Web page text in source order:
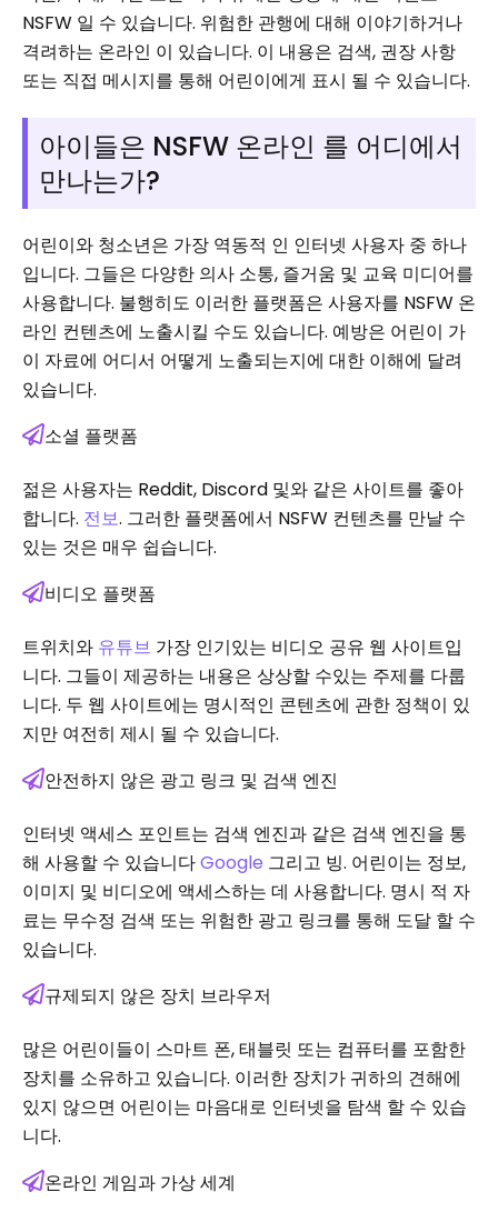
NSFW 일 수 있습니다. 위험한 관행에 대해 이야기하거나
격려하는 온라인 이 있습니다. 이 내용은 검색, 권장 사항
또는 직접 메시지를 통해 어린이에게 표시 될 수 있습니다.
아이들은 NSFW 온라인 를 어디에서
만나는가?
어린이와 청소년은 가장 역동적 인 인터넷 사용자 중 하나
입니다. 그들은 다양한 의사 소통, 즐거움 및 교육 미디어를
사용합니다. 불행히도 이러한 플랫폼은 사용자를 NSFW 온
라인 컨텐츠에 노출시킬 수도 있습니다. 예방은 어린이 가
이 자료에 어디서 어떻게 노출되는지에 대한 이해에 달려
있습니다.
소셜 플랫폼
젊은 사용자는 Reddit, Discord 및와 같은 사이트를 좋아
합니다. 전보. 그러한 플랫폼에서 NSFW 컨텐츠를 만날 수
있는 것은 매우 쉽습니다.
비디오 플랫폼
트위치와 유튜브 가장 인기있는 비디오 공유 웹 사이트입
니다. 그들이 제공하는 내용은 상상할 수있는 주제를 다룹
니다. 두 웹 사이트에는 명시적인 콘텐츠에 관한 정책이 있
지만 여전히 제시 될 수 있습니다.
안전하지 않은 광고 링크 및 검색 엔진
인터넷 액세스 포인트는 검색 엔진과 같은 검색 엔진을 통
해 사용할 수 있습니다Google 그리고 빙. 어린이는 정보,
이미지 및 비디오에 액세스하는 데 사용합니다. 명시 적 자
료는 무수정 검색 또는 위험한 광고 링크를 통해 도달 할 수
있습니다.
규제되지 않은 장치 브라우저
많은 어린이들이 스마트 폰, 태블릿 또는 컴퓨터를 포함한
장치를 소유하고 있습니다. 이러한 장치가 귀하의 견해에
있지 않으면 어린이는 마음대로 인터넷을 탐색 할 수 있습
니다.
온라인 게임과 가상 세계